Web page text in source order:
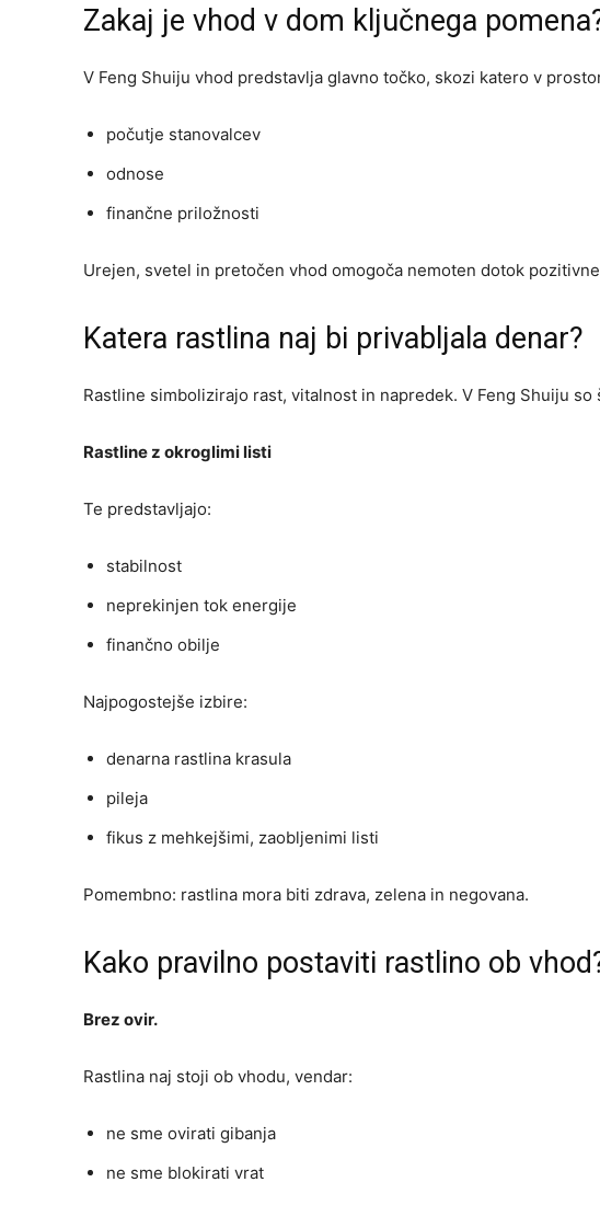
Zakaj je vhod v dom ključnega
V Feng Shuiju vhod predstavlja glavno točko, skozi katero v
počutje stanovalcev
odnose
finančne priložnosti
Urejen, svetel in pretočen vhod omogoča nemoten dotok
Katera rastlina naj bi privabljala denar?
Rastline simbolizirajo rast, vitalnost in napredek. V Feng Shuiju
Rastline z okroglimi listi
Te predstavljajo:
stabilnost
neprekinjen tok energije
finančno obilje
Najpogostejše izbire:
denarna rastlina krasula
pileja
fikus z mehkejšimi, zaobljenimi listi
Pomembno: rastlina mora biti zdrava, zelena in negovana.
Kako pravilno postaviti rastlino ob
Brez ovir.
Rastlina naj stoji ob vhodu, vendar:
ne sme ovirati gibanja
ne sme blokirati vrat